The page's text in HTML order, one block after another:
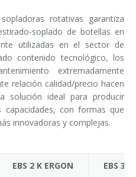
rotativas garantiza
soplado de botellas en
utilizadas en el sector de
contenido tecnológico, los
extremadamente
relación calidad/precio hacen
solución ideal para producir
capacidades, con formas que
innovadoras y complejas.
EBS 2 K ERGON EBS 3 K